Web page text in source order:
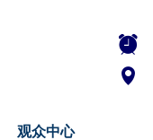
뀥
넹
观众中心